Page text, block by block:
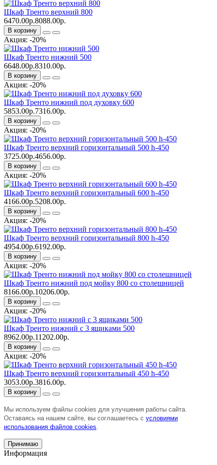
Шкаф Тренто верхний 800
6470.00р.8088.00р.
В корзину
Акция: -20%
Шкаф Тренто нижний 500
6648.00р.8310.00р.
В корзину
Акция: -20%
Шкаф Тренто нижний под духовку 600
5853.00р.7316.00р.
В корзину
Акция: -20%
Шкаф Тренто верхний горизонтальный 500 h-450
3725.00р.4656.00р.
В корзину
Акция: -20%
Шкаф Тренто верхний горизонтальный 600 h-450
4166.00р.5208.00р.
В корзину
Акция: -20%
Шкаф Тренто верхний горизонтальный 800 h-450
4954.00р.6192.00р.
В корзину
Акция: -20%
Шкаф Тренто нижний под мойку 800 со столешницей
8166.00р.10206.00р.
В корзину
Акция: -20%
Шкаф Тренто нижний с 3 ящиками 500
8962.00р.11202.00р.
В корзину
Акция: -20%
Шкаф Тренто верхний горизонтальный 450 h-450
3053.00р.3816.00р.
В корзину
Мы используем файлы cookies для улучшения работы сайта.
Оставаясь на нашем сайте, вы соглашаетесь с условиями
использования файлов cookies.
Принимаю
Информация